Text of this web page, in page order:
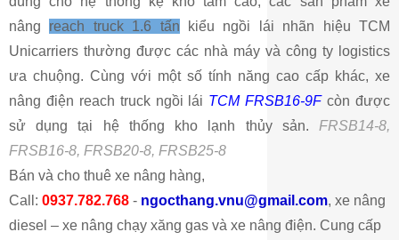
nâng reach truck 1.6 tấn kiểu ngồi lái nhãn hiệu TCM
Unicarriers thường được các nhà máy và công ty logistics
ưa chuộng. Cùng với một số tính năng cao cấp khác, xe
nâng điện reach truck ngồi lái TCM FRSB16-9Fcòn được
sử dụng tại hệ thống kho lạnh thủy sản. FRSB14-8,
FRSB16-8, FRSB20-8, FRSB25-8
Bán và cho thuê xe nâng hàng,
Call: 0937.782.768 - ngocthang.vnu@gmail.com, xe nâng
diesel – xe nâng chạy xăng gas và xe nâng điện. Cung cấp